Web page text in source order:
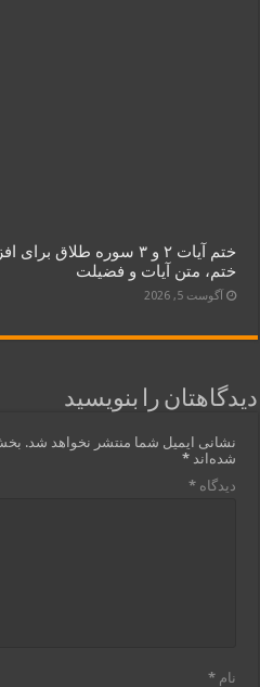
ختم آیات ۲ و ۳ سوره
ختم، متن آیات و فضیلت
آگوست 5, 2026
دیدگاهتان را بنویسید
نشانی ایمیل شما منتشر نخواهد شد.
شده‌اند*
دیدگاه*
نام*